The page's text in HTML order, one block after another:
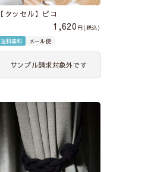
【タッセル】ピコ
1,620
税込
送料無料
メール便
サンプル請求対象外です